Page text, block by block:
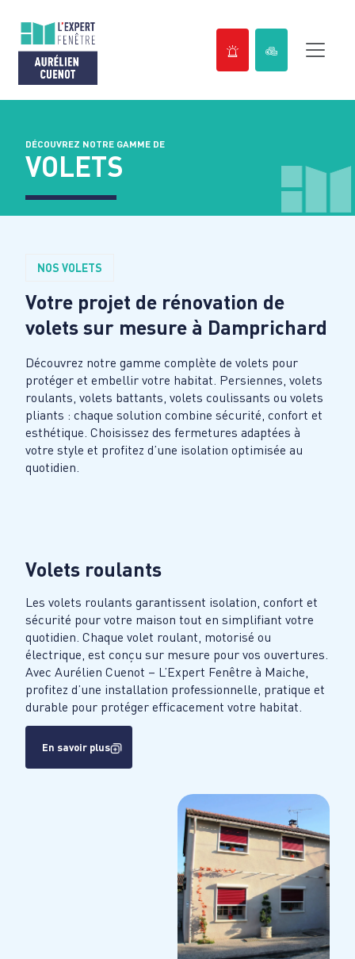
contenuDÉCOUVREZ NOTRE GAMME DE
VOLETS
NOS VOLETS
Votre projet de rénovation de
volets sur mesure à Damprichard
Découvrez notre gamme complète de volets pour
protéger et embellir votre habitat. Persiennes, volets
roulants, volets battants, volets coulissants ou volets
pliants : chaque solution combine sécurité, confort et
esthétique. Choisissez des fermetures adaptées à
votre style et profitez d’une isolation optimisée au
quotidien.
Volets roulants
Les volets roulants garantissent isolation, confort et
sécurité pour votre maison tout en simplifiant votre
quotidien. Chaque volet roulant, motorisé ou
électrique, est conçu sur mesure pour vos ouvertures.
Avec Aurélien Cuenot – L’Expert Fenêtre à Maiche,
profitez d’une installation professionnelle, pratique et
durable pour protéger efficacement votre habitat.
En savoir plus